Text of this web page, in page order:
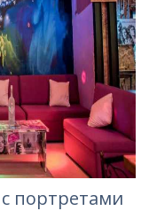
портретами